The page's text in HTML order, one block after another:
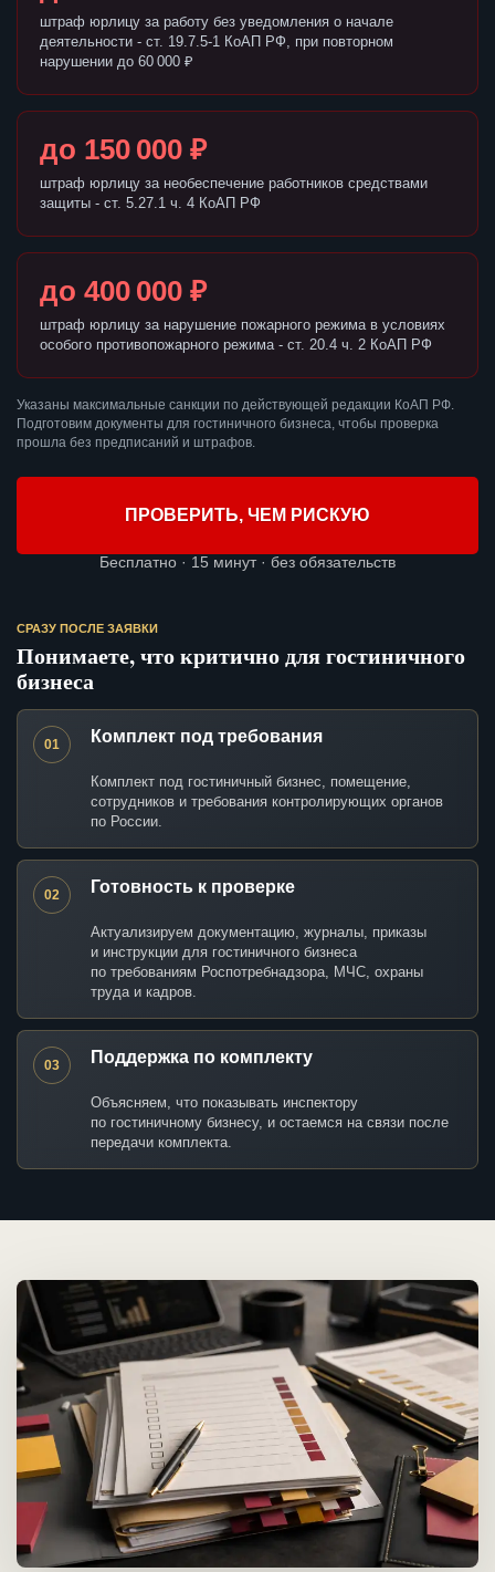
штраф юрлицу за работу без уведомления о начале
деятельности - ст. 19.7.5-1 КоАП РФ, при повторном
нарушении до 60 000 ₽
до 150 000 ₽
штраф юрлицу за необеспечение работников средствами
защиты - ст. 5.27.1 ч. 4 КоАП РФ
до 400 000 ₽
штраф юрлицу за нарушение пожарного режима в условиях
особого противопожарного режима - ст. 20.4 ч. 2 КоАП РФ
Указаны максимальные санкции по действующей редакции КоАП РФ.
Подготовим документы для гостиничного бизнеса, чтобы проверка
прошла без предписаний и штрафов.
ПРОВЕРИТЬ, ЧЕМ РИСКУЮ
Бесплатно · 15 минут · без обязательств
СРАЗУ ПОСЛЕ ЗАЯВКИ
Понимаете, что критично для гостиничного
бизнеса
01 Комплект под требования
Комплект под гостиничный бизнес, помещение,
сотрудников и требования контролирующих органов
по России.
02 Готовность к проверке
Актуализируем документацию, журналы, приказы
и инструкции для гостиничного бизнеса
по требованиям Роспотребнадзора, МЧС, охраны
труда и кадров.
03 Поддержка по комплекту
Объясняем, что показывать инспектору
по гостиничному бизнесу, и остаемся на связи после
передачи комплекта.